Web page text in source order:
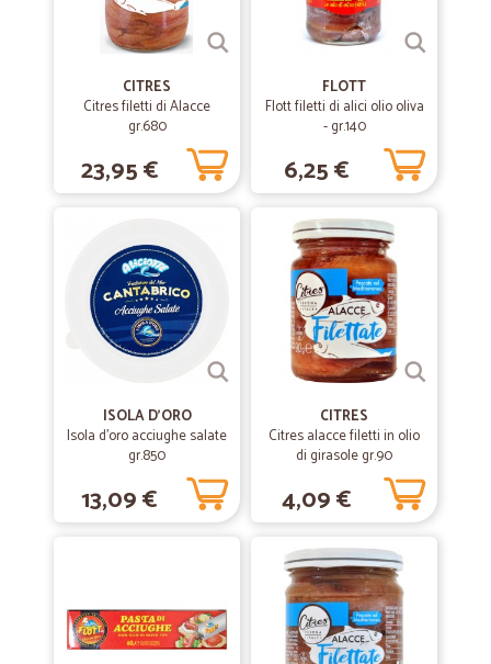
—Annalisa D.
Peccato perche il camion non può salire…
Peccato perche il camion non può salire dalla salita di casa e quindi
ho dovuto trasportare le scatole pesanti fino su... Ma per il resto
CITRES
Citres filetti di Alacce
gr.680
23,95 €
FLOTT
Flott filetti di alici olio oliva
- gr.140
6,25 €
ISOLA D'ORO
Isola d'oro acciughe salate
gr.850
13,09 €
CITRES
Citres alacce filetti in olio
di girasole gr.90
4,09 €